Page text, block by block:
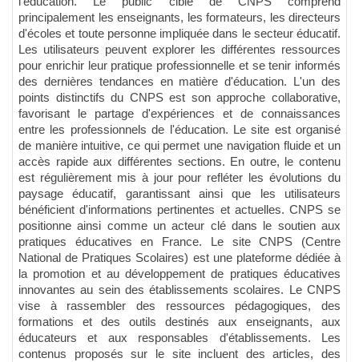
principalement les enseignants, les formateurs, les directeurs
d'écoles et toute personne impliquée dans le secteur éducatif.
Les utilisateurs peuvent explorer les différentes ressources
pour enrichir leur pratique professionnelle et se tenir informés
des dernières tendances en matière d'éducation. L'un des
points distinctifs du CNPS est son approche collaborative,
favorisant le partage d'expériences et de connaissances
entre les professionnels de l'éducation. Le site est organisé
de manière intuitive, ce qui permet une navigation fluide et un
accès rapide aux différentes sections. En outre, le contenu
est régulièrement mis à jour pour refléter les évolutions du
paysage éducatif, garantissant ainsi que les utilisateurs
bénéficient d'informations pertinentes et actuelles. CNPS se
positionne ainsi comme un acteur clé dans le soutien aux
pratiques éducatives en France. Le site CNPS (Centre
National de Pratiques Scolaires) est une plateforme dédiée à
la promotion et au développement de pratiques éducatives
innovantes au sein des établissements scolaires. Le CNPS
vise à rassembler des ressources pédagogiques, des
formations et des outils destinés aux enseignants, aux
éducateurs et aux responsables d'établissements. Les
contenus proposés sur le site incluent des articles, des